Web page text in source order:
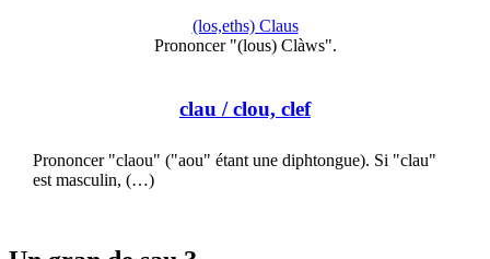
(los,eths) Claus
Prononcer "(lous) Clàws".
clau / clou, clef
Prononcer "claou" ("aou" étant une diphtongue). Si "clau"
est masculin, (…)